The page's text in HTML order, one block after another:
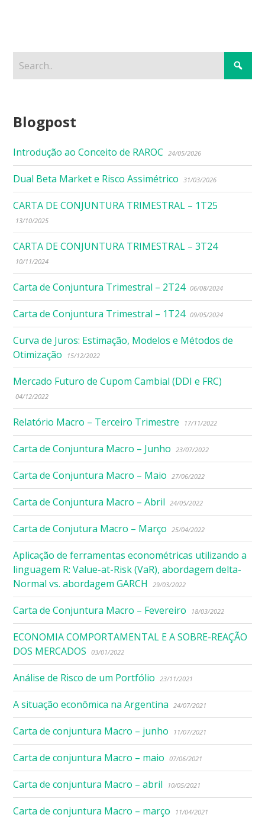
Blogpost
Introdução ao Conceito de RAROC 24/05/2026
Dual Beta Market e Risco Assimétrico 31/03/2026
CARTA DE CONJUNTURA TRIMESTRAL – 1T25
13/10/2025
CARTA DE CONJUNTURA TRIMESTRAL – 3T24
10/11/2024
Carta de Conjuntura Trimestral – 2T24 06/08/2024
Carta de Conjuntura Trimestral – 1T24 09/05/2024
Curva de Juros: Estimação, Modelos e Métodos de
Otimização
15/12/2022
Mercado Futuro de Cupom Cambial (DDI e FRC)
04/12/2022
Relatório Macro – Terceiro Trimestre 17/11/2022
Carta de Conjuntura Macro – Junho 23/07/2022
Carta de Conjuntura Macro – Maio 27/06/2022
Carta de Conjuntura Macro – Abril 24/05/2022
Carta de Conjutura Macro – Março 25/04/2022
Aplicação de ferramentas econométricas utilizando a
linguagem R: Value-at-Risk (VaR), abordagem delta-
Normal vs. abordagem GARCH
29/03/2022
Carta de Conjuntura Macro – Fevereiro 18/03/2022
ECONOMIA COMPORTAMENTAL E A SOBRE-REAÇÃO
DOS MERCADOS
03/01/2022
Análise de Risco de um Portfólio 23/11/2021
A situação econômica na Argentina 24/07/2021
Carta de conjuntura Macro – junho 11/07/2021
Carta de conjuntura Macro – maio 07/06/2021
Carta de conjuntura Macro – abril 10/05/2021
Carta de conjuntura Macro – março 11/04/2021